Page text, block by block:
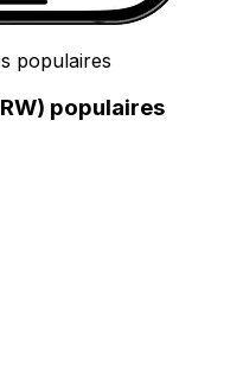
populaires
populaires